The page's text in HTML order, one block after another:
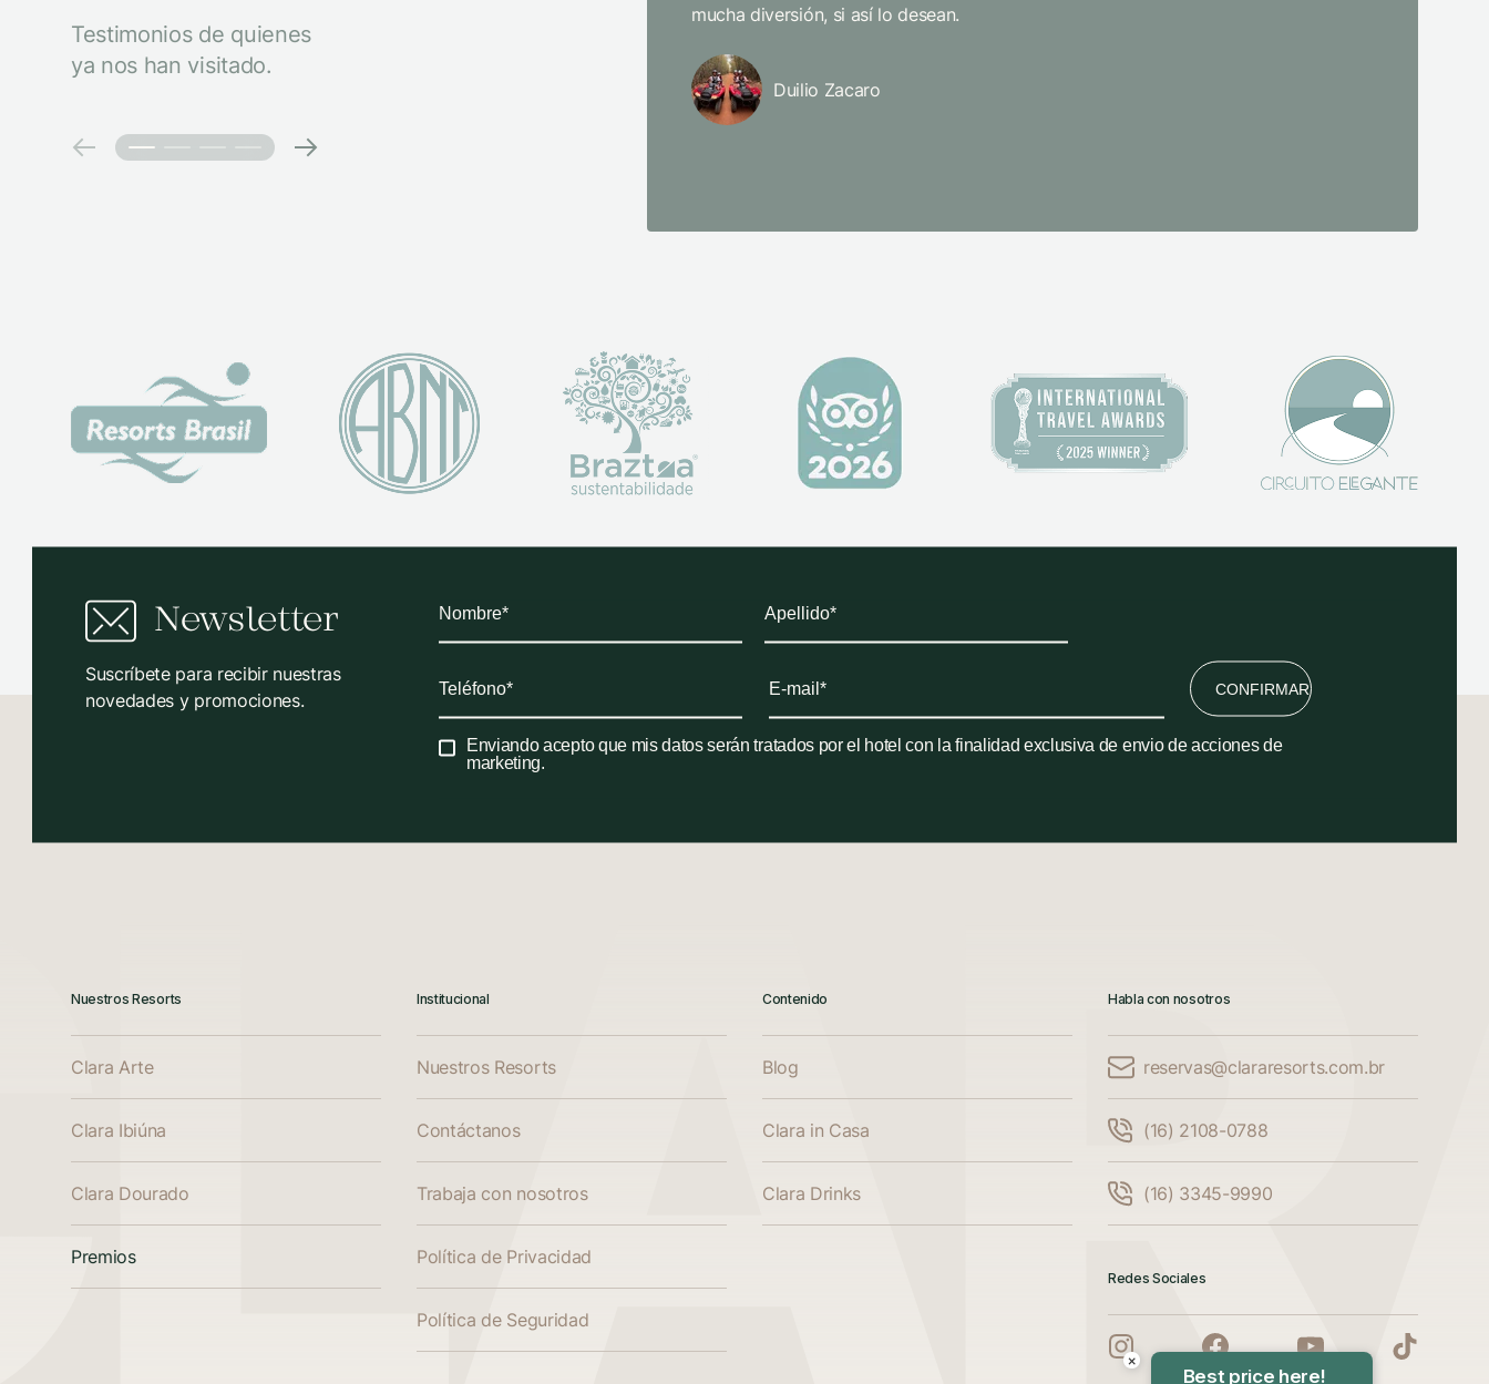
Testimonios de quienes
ya nos han visitado.
mucha diversión, si así lo desean.
Duilio Zacaro
Newsletter
Suscríbete para recibir nuestras
novedades y promociones.
CONFIRMAR
Enviando acepto que mis datos serán tratados por el hotel con la finalidad exclusiva de envio de acciones de
marketing.
Nuestros Resorts
Clara Arte
Clara Ibiúna
Clara Dourado
Premios
Institucional
Nuestros Resorts
Contáctanos
Trabaja con nosotros
Política de Privacidad
Política de Seguridad
Contenido
Blog
Clara in Casa
Clara Drinks
Habla con nosotros
reservas@clararesorts.com.br
(16) 2108-0788
(16) 3345-9990
Redes Sociales
×
Best price here!